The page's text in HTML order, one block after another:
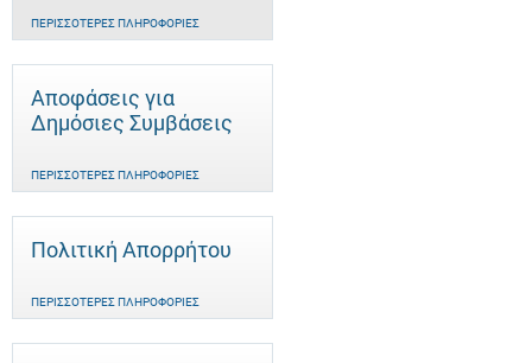
ΠΕΡΙΣΣΌΤΕΡΕΣ ΠΛΗΡΟΦΟΡΊΕΣ
Αποφάσεις για
Δημόσιες Συμβάσεις
ΠΕΡΙΣΣΌΤΕΡΕΣ ΠΛΗΡΟΦΟΡΊΕΣ
Πολιτική Απορρήτου
ΠΕΡΙΣΣΌΤΕΡΕΣ ΠΛΗΡΟΦΟΡΊΕΣ